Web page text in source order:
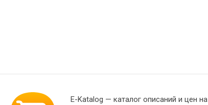
E-Katalog — каталог описаний и цен